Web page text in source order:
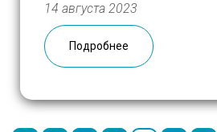
недель работала в
автономного края
«Мобильная клиника»
14 августа 2023
Подробнее